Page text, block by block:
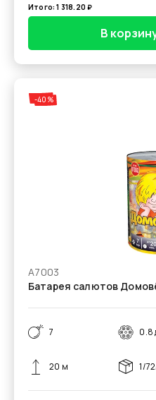
Итого:1 318.20 ₽
В
-40%
А7003
Батарея салютов
7 0.8
20 м 1/